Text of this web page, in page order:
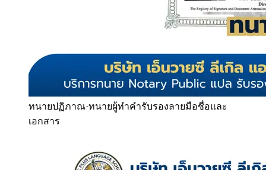
ทนายปฏิภาณ·ทนายผู้ทำคำรับรองลายมือชื่อและ
เอกสาร